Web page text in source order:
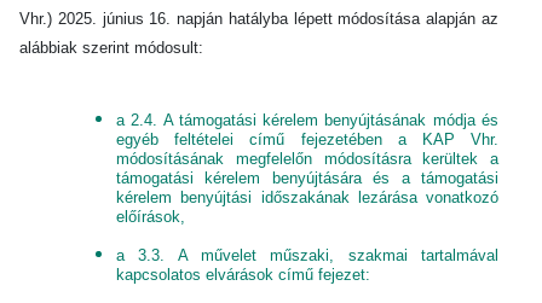
Vhr.) 2025. június 16. napján hatályba lépett módosítása alapján az
alábbiak szerint módosult:
a 2.4. A támogatási kérelem benyújtásának módja és
egyéb feltételei című fejezetében a KAP Vhr.
módosításának megfelelőn módosításra kerültek a
támogatási kérelem benyújtására és a támogatási
kérelem benyújtási időszakának lezárása vonatkozó
előírások,
a 3.3. A művelet műszaki, szakmai tartalmával
kapcsolatos elvárások című fejezet: